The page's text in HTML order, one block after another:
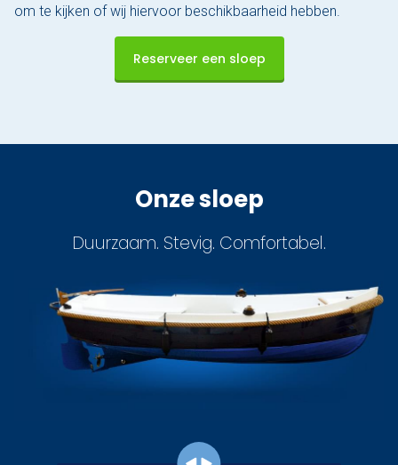
om te kijken of wij hiervoor beschikbaarheid hebben.
Reserveer een sloep
Onze sloep
Duurzaam. Stevig. Comfortabel.